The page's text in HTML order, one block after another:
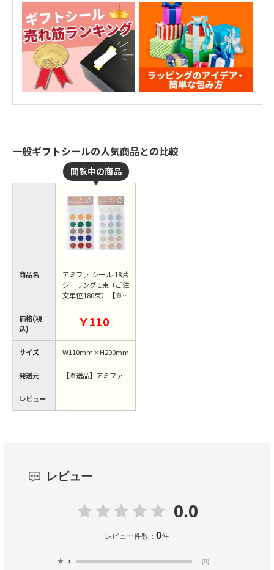
一般ギフトシールの人気商品との比較
商品名
価格(税
込)
サイズ
発送元
レビュー
アミファ シール 18片
シーリング 1束（ご注
文単位180束）【直送
品】
￥110
W110mm×H200mm
【直送品】アミファ
レビュー
0.0
レビュー件数：0件
★ 5 (0)